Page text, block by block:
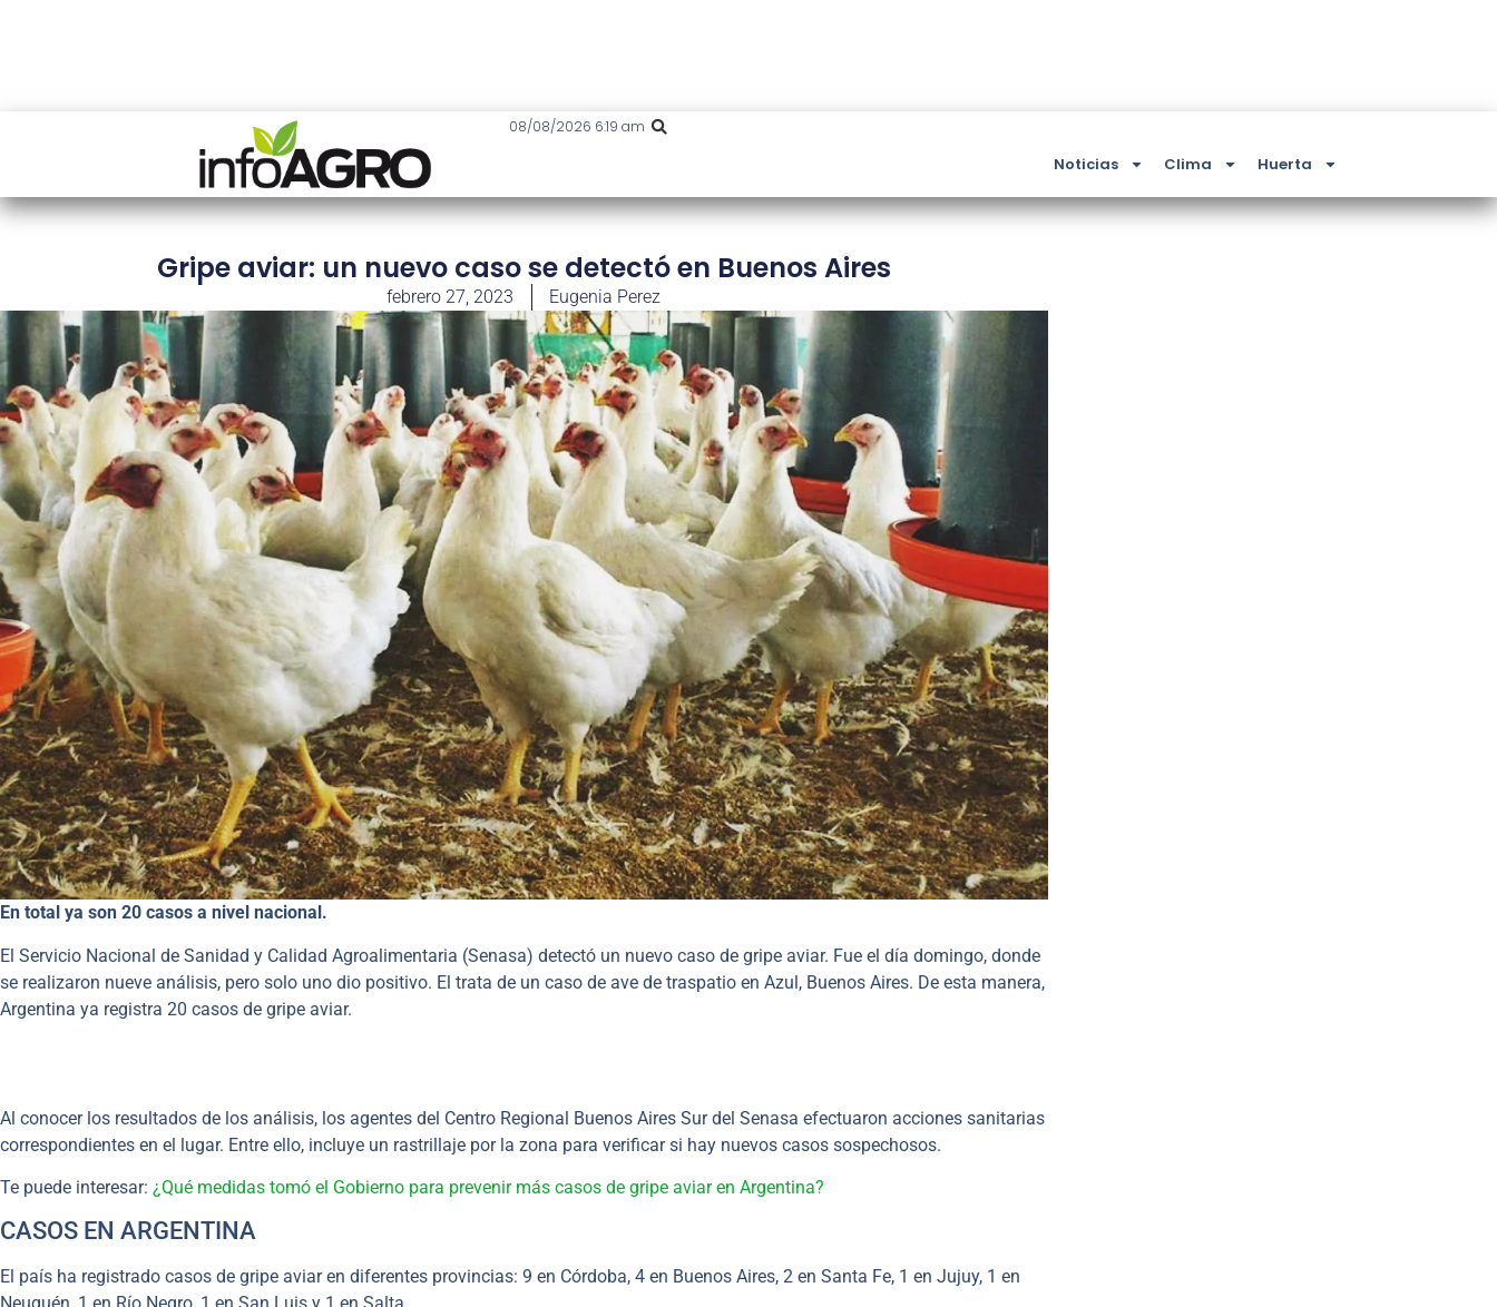
08/08/2026 6:19 am
Noticias Clima Huerta
Gripe aviar: un nuevo caso se detectó en Buenos Aires
febrero 27, 2023 Eugenia Perez
En total ya son 20 casos a nivel nacional.
El Servicio Nacional de Sanidad y Calidad Agroalimentaria (Senasa) detectó un nuevo caso de gripe aviar. Fue el día domingo, donde
se realizaron nueve análisis, pero solo uno dio positivo. El trata de un caso de ave de traspatio en Azul, Buenos Aires. De esta manera,
Argentina ya registra 20 casos de gripe aviar.
Al conocer los resultados de los análisis, los agentes del Centro Regional Buenos Aires Sur del Senasa efectuaron acciones sanitarias
correspondientes en el lugar. Entre ello, incluye un rastrillaje por la zona para verificar si hay nuevos casos sospechosos.
Te puede interesar: ¿Qué medidas tomó el Gobierno para prevenir más casos de gripe aviar en Argentina?
CASOS EN ARGENTINA
El país ha registrado casos de gripe aviar en diferentes provincias: 9 en Córdoba, 4 en Buenos Aires, 2 en Santa Fe, 1 en Jujuy, 1 en